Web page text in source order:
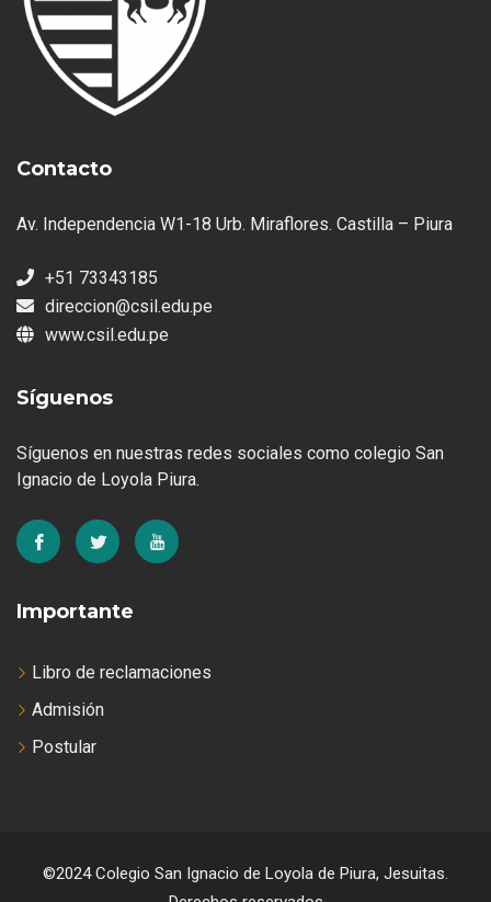
Contacto
Av. Independencia W1-18 Urb. Miraflores. Castilla – Piura
+51 73343185
direccion@csil.edu.pe
www.csil.edu.pe
Síguenos
Síguenos en nuestras redes sociales como colegio San
Ignacio de Loyola Piura.
Importante
Libro de reclamaciones
Admisión
Postular
©2024 Colegio San Ignacio de Loyola de Piura, Jesuitas.